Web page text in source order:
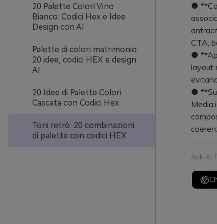
20 Palette Colori Vino
Bianco: Codici Hex e Idee
Design con AI
Palette di colori matrimonio:
20 idee, codici HEX e design
AI
20 Idee di Palette Colori
Cascata con Codici Hex
Toni retrò: 20 combinazioni
di palette con codici HEX
●
CTA,
●
layout
●
Ask AI